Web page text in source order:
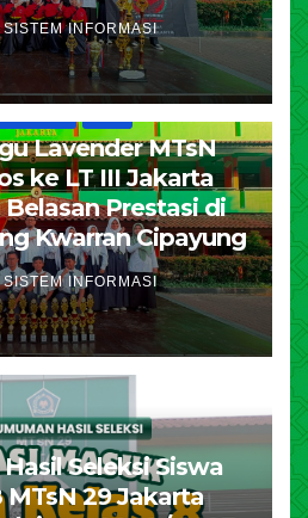
SISTEM INFORMASI
Lavender MTsN
ke LT III Jakarta
Prestasi di
Kwarran Cipayung
SISTEM INFORMASI
Seleksi Siswa
29 Jakarta